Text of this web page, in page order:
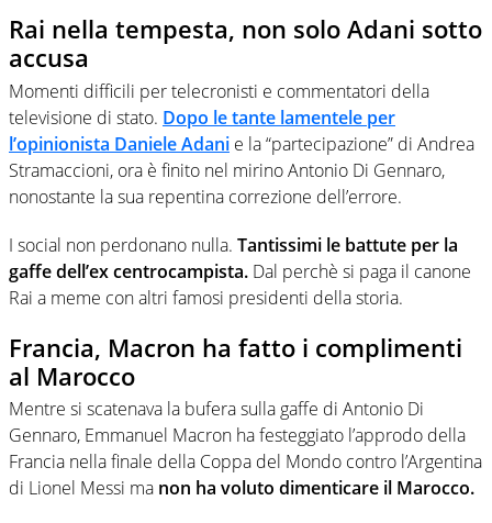
Rai nella tempesta, non solo Adani sotto
accusa
Momenti difficili per telecronisti e commentatori della
televisione di stato. Dopo le tante lamentele per
l’opinionista Daniele Adani e la “partecipazione” di Andrea
Stramaccioni, ora è finito nel mirino Antonio Di Gennaro,
nonostante la sua repentina correzione dell’errore.
I social non perdonano nulla. Tantissimi le battute per la
gaffe dell’ex centrocampista. Dal perchè si paga il canone
Rai a meme con altri famosi presidenti della storia.
Francia, Macron ha fatto i complimenti
al Marocco
Mentre si scatenava la bufera sulla gaffe di Antonio Di
Gennaro, Emmanuel Macron ha festeggiato l’approdo della
Francia nella finale della Coppa del Mondo contro l’Argentina
di Lionel Messi ma non ha voluto dimenticare il Marocco.